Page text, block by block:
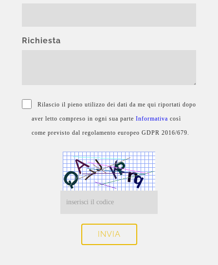
Richiesta
Rilascio il pieno utilizzo dei dati da me qui riportati dopo
aver letto compreso in ogni sua parte Informativa
come previsto dal regolamento europeo GDPR 2016/679.
INVIA